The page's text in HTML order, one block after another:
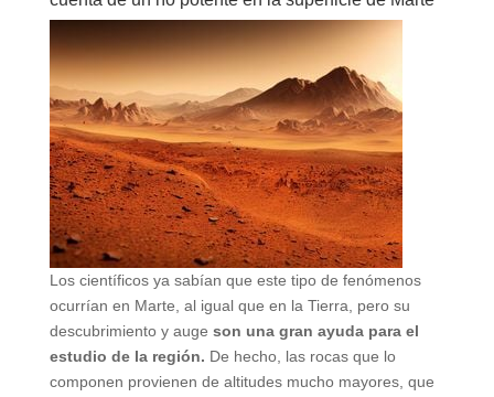
Los científicos ya sabían que este tipo de fenómenos
ocurrían en Marte, al igual que en la Tierra, pero su
descubrimiento y auge son una gran ayuda para el
estudio de la región. De hecho, las rocas que lo
componen provienen de altitudes mucho mayores, que